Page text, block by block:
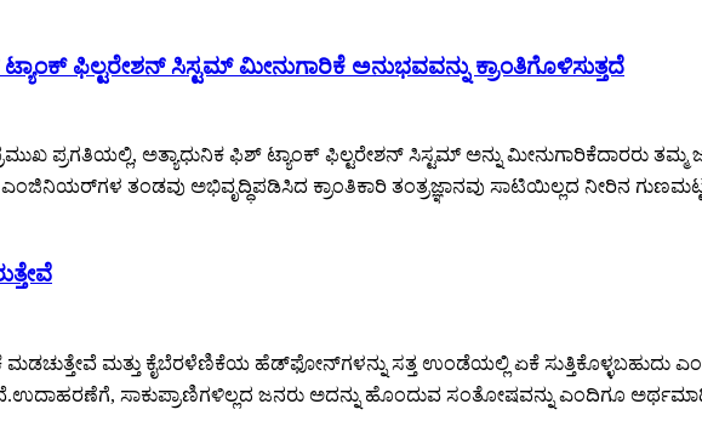
ಫಿಲ್ಟರೇಶನ್ ಸಿಸ್ಟಮ್ ಮೀನುಗಾರಿಕೆ ಅನುಭವವನ್ನು ಕ್ರಾಂತಿಗೊಳಿಸುತ್ತದೆ
ಪ್ರಗತಿಯಲ್ಲಿ, ಅತ್ಯಾಧುನಿಕ ಫಿಶ್ ಟ್ಯಾಂಕ್ ಫಿಲ್ಟರೇಶನ್ ಸಿಸ್ಟಮ್ ಅನ್ನು ಮೀನುಗಾರಿಕೆದಾರರು ತಮ್ಮ
ತಂಡವು ಅಭಿವೃದ್ಧಿಪಡಿಸಿದ ಕ್ರಾಂತಿಕಾರಿ ತಂತ್ರಜ್ಞಾನವು ಸಾಟಿಯಿಲ್ಲದ ನೀರಿನ
ಏಕೆ ಮಡಚುತ್ತೇವೆ ಮತ್ತು ಕೈಬೆರಳೆಣಿಕೆಯ ಹೆಡ್‌ಫೋನ್‌ಗಳನ್ನು ಸತ್ತ ಉಂಡೆಯಲ್ಲಿ ಏಕೆ
ಸಾಕುಪ್ರಾಣಿಗಳಿಲ್ಲದ ಜನರು ಅದನ್ನು ಹೊಂದುವ ಸಂತೋಷವನ್ನು ಎಂದಿಗೂ